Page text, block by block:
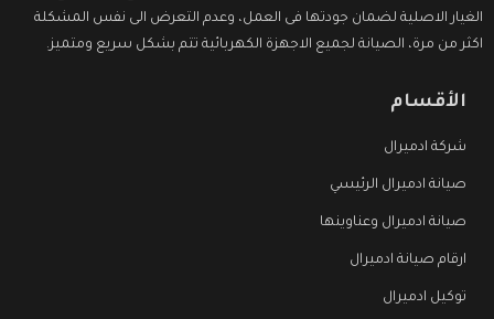
الغيار الاصلية لضمان جودتها فى العمل، وعدم التعرض الى نفس المشكلة
اكثر من مرة، الصيانة لجميع الاجهزة الكهربائية تتم بشكل سريع ومتميز.
الأقسام
شركة ادميرال
صيانة ادميرال الرئيسي
صيانة ادميرال وعناوينها
ارقام صيانة ادميرال
توكيل ادميرال